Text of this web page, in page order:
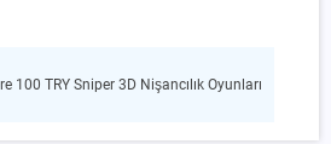
100 TRY Sniper 3D Nişancılık Oyunları